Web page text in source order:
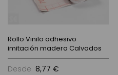
Rollo Vinilo adhesivo
imitación madera Calvados
Desde 8,77 €